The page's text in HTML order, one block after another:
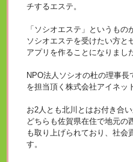
チするエステ。
「ソシオエステ」というもの
ソシオエステを受けたい方と
アプリを作ることになりまし
NPO法人ソシオの杜の理事
を担当頂く株式会社アイネッ
お2人とも北川とはお付き合
どちらも佐賀県在住で地元の
も取り上げられており、社会
す。